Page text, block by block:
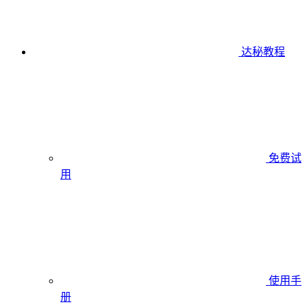
达秘教程
免费试
用
使用手
册